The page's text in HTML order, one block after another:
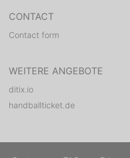
CONTACT
Contact form
WEITERE ANGEBOTE
ditix.io
handballticket.de